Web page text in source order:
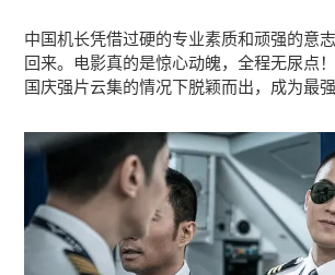
中国机长凭借过硬的专业素质和顽强的意
回来。电影真的是惊心动魄，全程无尿点
国庆强片云集的情况下脱颖而出，成为最强